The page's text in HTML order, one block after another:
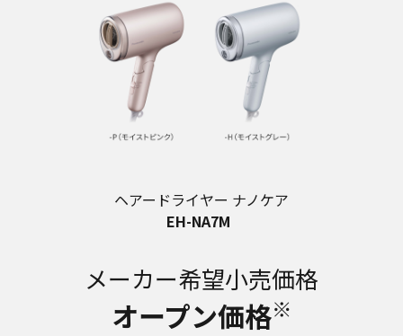
ヘアードライヤー ナノケア
EH-NA7M
メーカー希望小売価格
オープン価格※